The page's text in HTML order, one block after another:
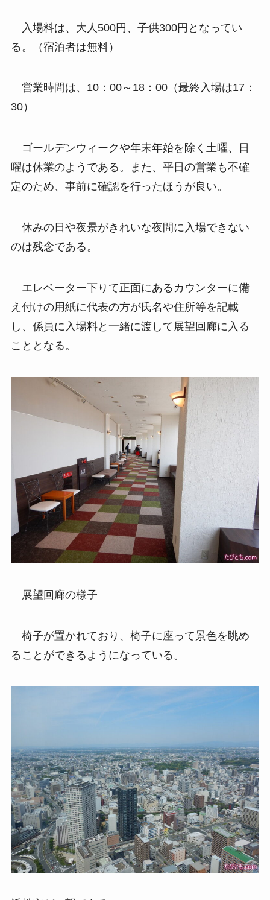
入場料は、大人500円、子供300円となってい
る。（宿泊者は無料）
営業時間は、10：00～18：00（最終入場は17：
30）
ゴールデンウィークや年末年始を除く土曜、日
曜は休業のようである。また、平日の営業も不確
定のため、事前に確認を行ったほうが良い。
休みの日や夜景がきれいな夜間に入場できない
のは残念である。
エレベーター下りて正面にあるカウンターに備
え付けの用紙に代表の方が氏名や住所等を記載
し、係員に入場料と一緒に渡して展望回廊に入る
こととなる。
展望回廊の様子
椅子が置かれており、椅子に座って景色を眺め
ることができるようになっている。